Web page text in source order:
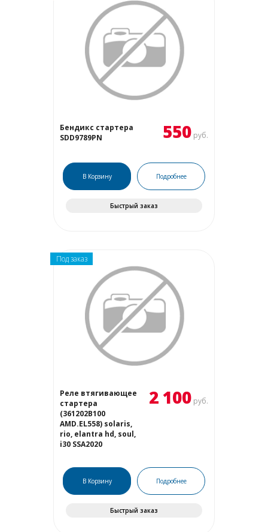
Бендикс стартера
SDD9789PN
550 руб.
В Корзину Подробнее
Быстрый заказ
Под заказ
Реле втягивающее
стартера
(361202B100
AMD.EL558) solaris,
rio, elantra hd, soul,
i30 SSA2020
2 100 руб.
В Корзину Подробнее
Быстрый заказ